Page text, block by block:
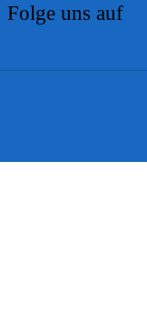
Folge uns auf